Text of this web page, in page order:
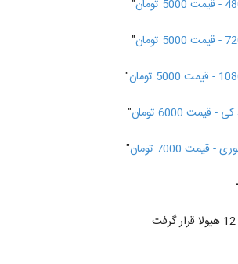
"
"
"
"
7000 تومان
"